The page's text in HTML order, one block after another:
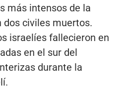
más intensos de la
civiles muertos.
israelíes fallecieron en
en el sur del
durante la